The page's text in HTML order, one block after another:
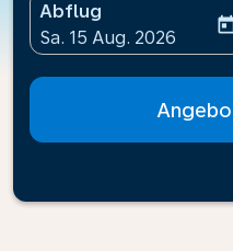
Abflug
fc-booking-
Sa. 15 Aug. 2026